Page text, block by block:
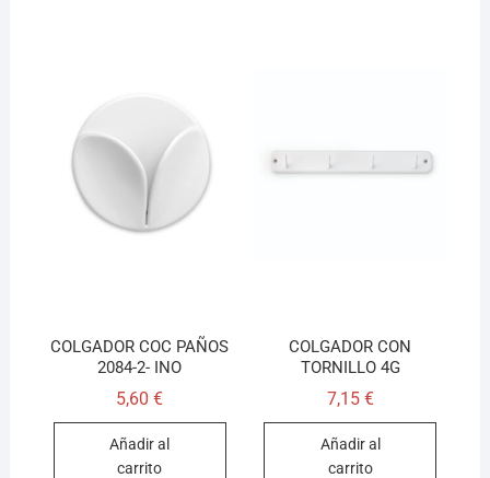
COLGADOR COC PAÑOS
2084-2- INO
5,60€
Añadir al
carrito
COLGADOR CON
TORNILLO 4G
7,15 €
Añadir al
carrito